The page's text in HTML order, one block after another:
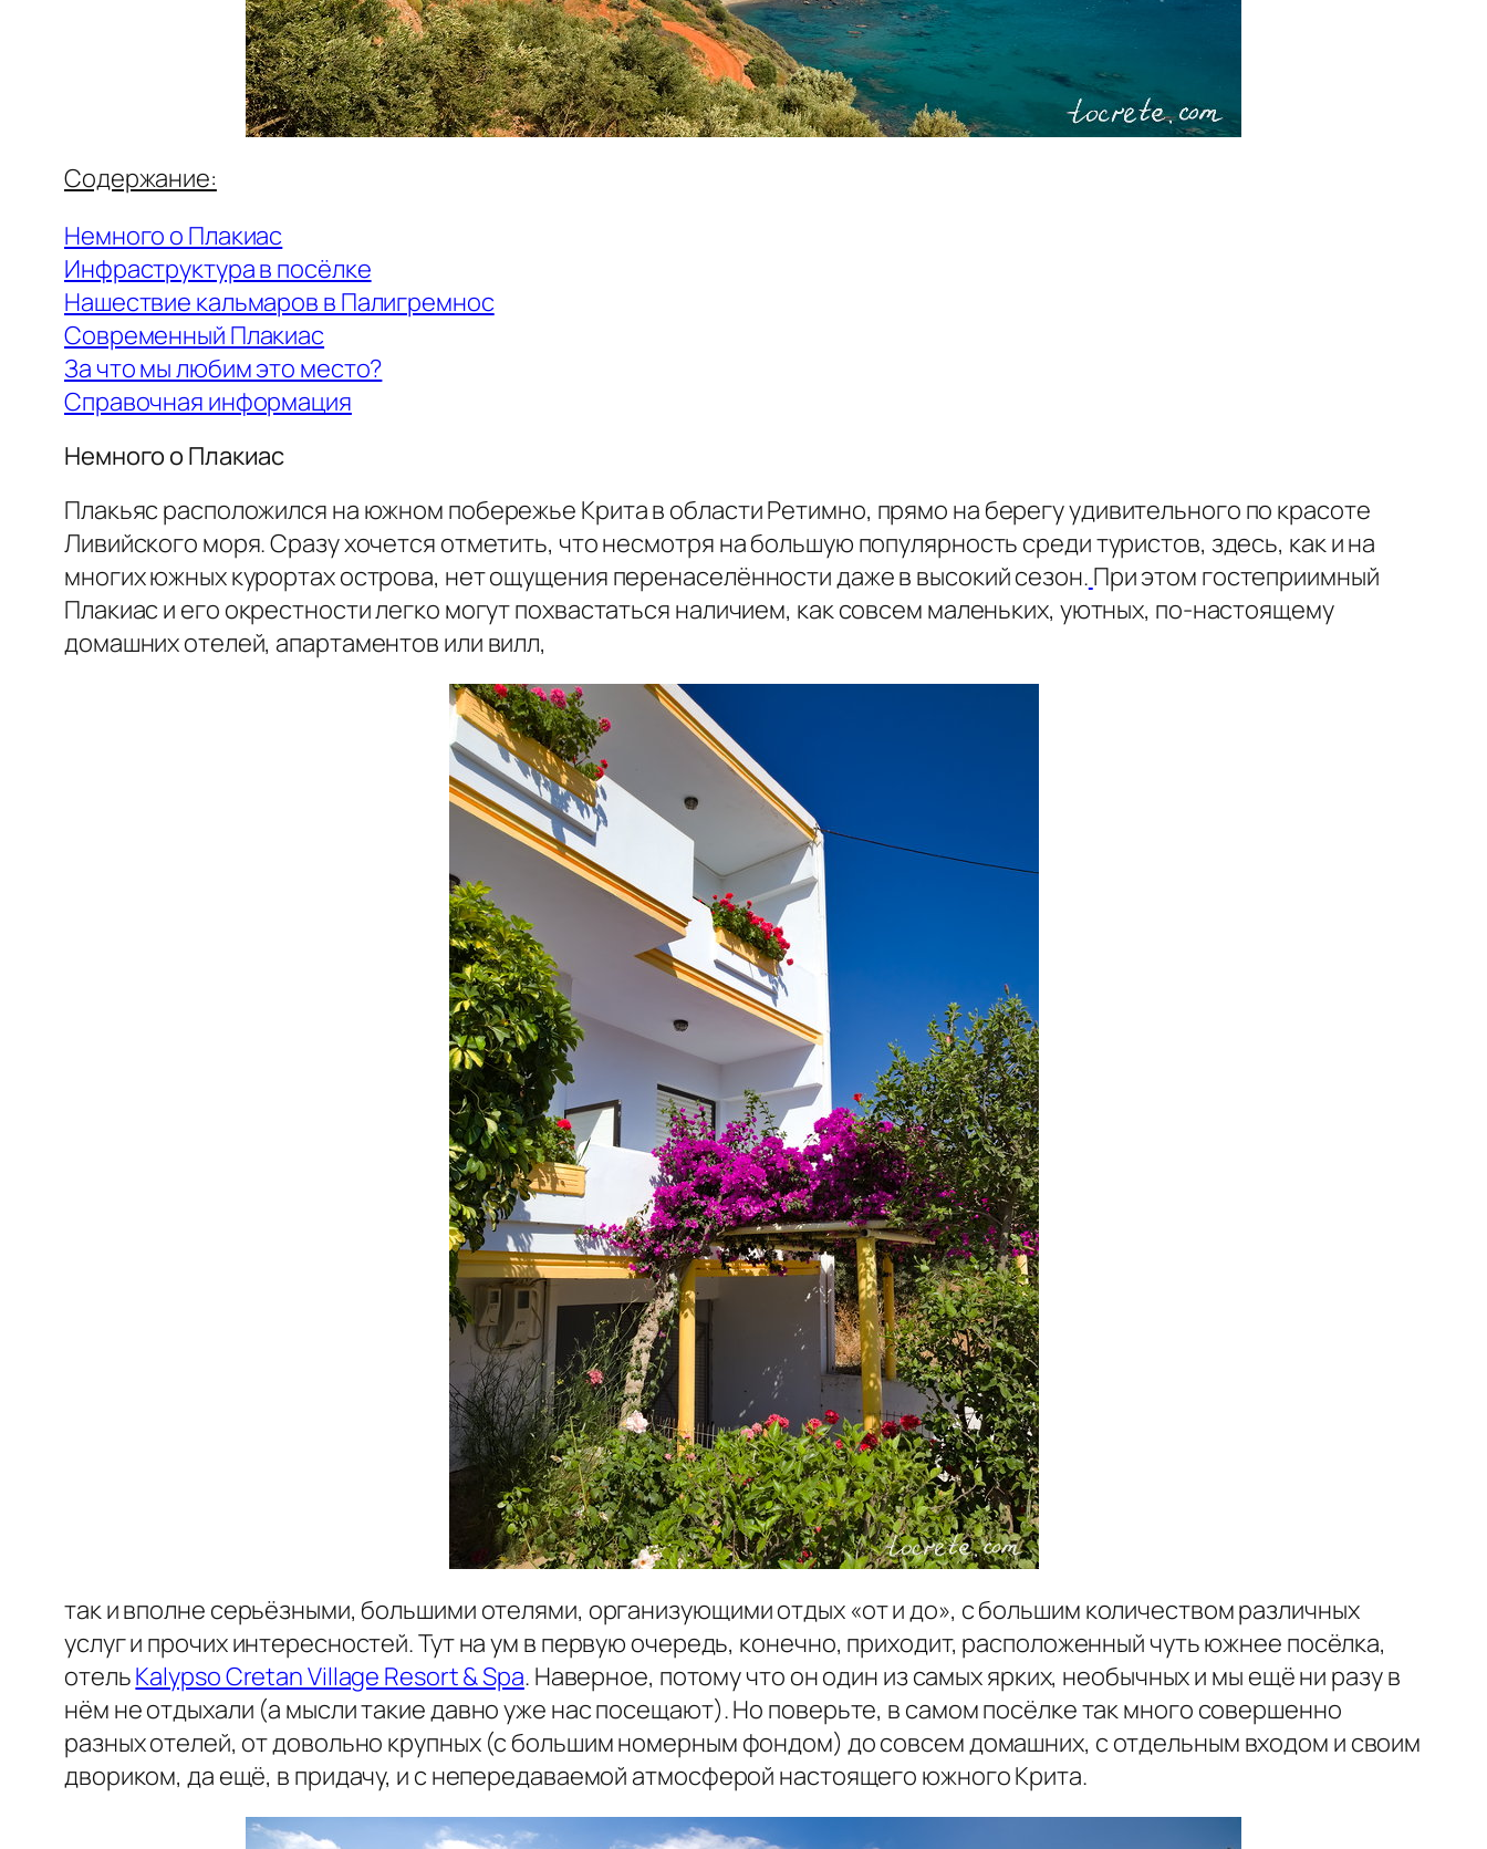
Содержание:
Немного о Плакиас
Инфраструктура в посёлке
Нашествие кальмаров в Палигремнос
Современный Плакиас
За что мы любим это место?
Справочная информация
Немного о Плакиас
Плакьяс расположился на южном побережье Крита в области Ретимно, прямо на берегу удивительного по красоте
Ливийского моря. Сразу хочется отметить, что несмотря на большую популярность среди туристов, здесь, как и на
многих южных курортах острова, нет ощущения перенаселённости даже в высокий сезон. При этом гостеприимный
Плакиас и его окрестности легко могут похвастаться наличием, как совсем маленьких, уютных, по-настоящему
домашних отелей, апартаментов или вилл,
так и вполне серьёзными, большими отелями, организующими отдых «от и до», с большим количеством различных
услуг и прочих интересностей. Тут на ум в первую очередь, конечно, приходит, расположенный чуть южнее посёлка,
отельKalypso Cretan Village Resort & Spa. Наверное, потому что он один из самых ярких, необычных и мы ещё ни разу в
нём не отдыхали (а мысли такие давно уже нас посещают). Но поверьте, в самом посёлке так много совершенно
разных отелей, от довольно крупных (с большим номерным фондом) до совсем домашних, с отдельным входом и своим
двориком, да ещё, в придачу, и с непередаваемой атмосферой настоящего южного Крита.